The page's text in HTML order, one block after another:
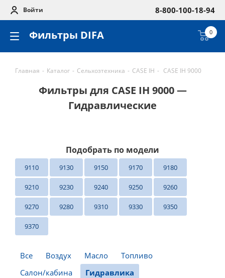
Войти 8-800-100-18-94
Фильтры DIFA 0
Главная - Каталог - Сельхозтехника - CASE IH - CASE IH 9000
Фильтры для CASE IH 9000 —
Гидравлические
Подобрать по модели
9110 9130 9150 9170 9180
9210 9230 9240 9250 9260
9270 9280 9310 9330 9350
9370
Все Воздух Масло
Топливо
Салон/кабина
Гидравлика